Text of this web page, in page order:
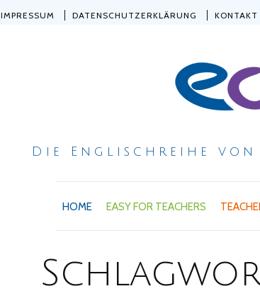
IMPRESSUM DATENSCHUTZERKLÄRUNG KONTAKT
Die Englischreihe von
HOME EASY FOR TEACHERS